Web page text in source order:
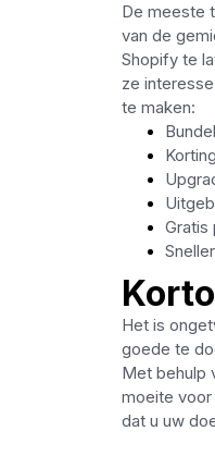
De meeste
van de
Shopify te
ze
te maken:
Gratis
Het is
goede te
Met behulp
moeite
dat u uw